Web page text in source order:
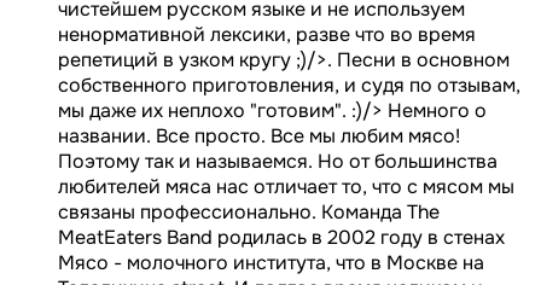
чистейшем русском языке и не используем
ненормативной лексики, разве что во время
репетиций в узком кругу ;)/>. Песни в основном
собственного приготовления, и судя по отзывам,
мы даже их неплохо "готовим". :)/> Немного о
названии. Все просто. Все мы любим мясо!
Поэтому так и называемся. Но от большинства
любителей мяса нас отличает то, что с мясом мы
связаны профессионально. Команда The
MeatEaters Band родилась в 2002 году в стенах
Мясо - молочного института, что в Москве на